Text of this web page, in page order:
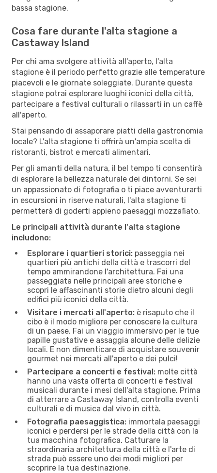
bassa stagione.
Cosa fare durante l'alta stagione a
Castaway Island
Per chi ama svolgere attività all'aperto, l'alta
stagione è il periodo perfetto grazie alle temperature
piacevoli e le giornate soleggiate. Durante questa
stagione potrai esplorare luoghi iconici della città,
partecipare a festival culturali o rilassarti in un caffè
all'aperto.
Stai pensando di assaporare piatti della gastronomia
locale? L'alta stagione ti offrirà un'ampia scelta di
ristoranti, bistrot e mercati alimentari.
Per gli amanti della natura, il bel tempo ti consentirà
di esplorare la bellezza naturale dei dintorni. Se sei
un appassionato di fotografia o ti piace avventurarti
in escursioni in riserve naturali, l'alta stagione ti
permetterà di goderti appieno paesaggi mozzafiato.
Le principali attività durante l'alta stagione
includono:
Esplorare i quartieri storici: passeggia nei
quartieri più antichi della città e trascorri del
tempo ammirandone l'architettura. Fai una
passeggiata nelle principali aree storiche e
scopri le affascinanti storie dietro alcuni degli
edifici più iconici della città.
Visitare i mercati all'aperto: è risaputo che il
cibo è il modo migliore per conoscere la cultura
di un paese. Fai un viaggio immersivo per le tue
papille gustative e assaggia alcune delle delizie
locali. E non dimenticare di acquistare souvenir
gourmet nei mercati all'aperto e dei pulci!
Partecipare a concerti e festival: molte città
hanno una vasta offerta di concerti e festival
musicali durante i mesi dell'alta stagione. Prima
di atterrare a Castaway Island, controlla eventi
culturali e di musica dal vivo in città.
Fotografia paesaggistica: immortala paesaggi
iconici e perdersi per le strade della città con la
tua macchina fotografica. Catturare la
straordinaria architettura della città e l'arte di
strada può essere uno dei modi migliori per
scoprire la tua destinazione.